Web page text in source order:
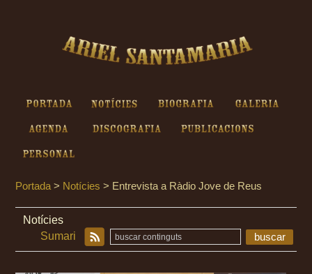
Portada Notícies Biografia Galeria
Agenda Discografia Publicacions
Personal
Portada > Notícies > Entrevista a Ràdio Jove de Reus
Notícies
Sumari
buscar